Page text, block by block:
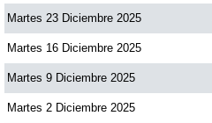
Martes 23 Diciembre 2025
Martes 16 Diciembre 2025
Martes 9 Diciembre 2025
Martes 2 Diciembre 2025